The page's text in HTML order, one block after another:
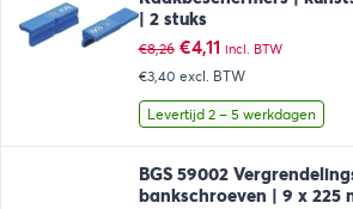
| 2 stuks
€8,26 Oorspronkelijke
prijs
was:
€8,26.
€4,11Huidige
prijs
is:
€4,11.
incl. BTW
€3,40 excl. BTW
Levertijd 2 – 5 werkdagen
BGS 59002
bankschroeven | 9 x 225